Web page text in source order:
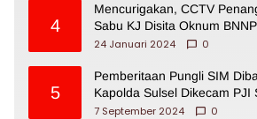
4
Mencurigakan, CCTV
Sabu KJ Disita Oknum
24 Januari 2024
0
5
Pemberitaan Pungli SIM
Kapolda Sulsel Dikecam PJI
7 September 2024
0